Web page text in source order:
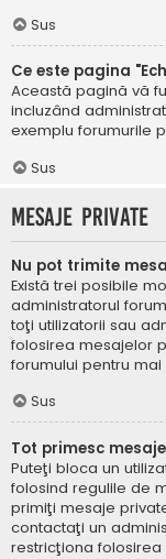
Sus
Ce este pagina
Această pagină vă
incluzând
exemplu forumurile
Sus
Mesaje private
Nu pot trimite
Există trei posibile
administratorul
toţi utilizatorii sau
folosirea mesajelor
forumului pentru
Sus
Tot primesc
Puteţi bloca un
folosind regulile de
primiţi mesaje
contactaţi un
restricţiona